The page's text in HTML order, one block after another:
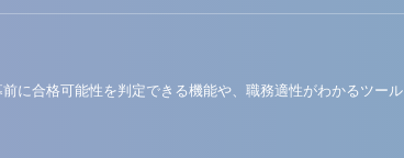
に合格可能性を判定できる機能や、職務適性がわかるツール